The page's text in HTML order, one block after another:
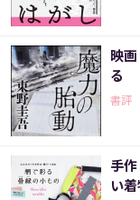
映
る
書評
手
い